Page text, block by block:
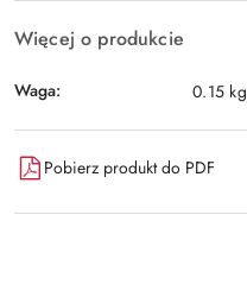
Więcej o produkcie
Waga: 0.15 kg
Pobierz produkt do PDF